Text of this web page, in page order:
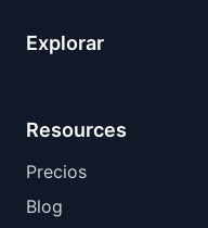
Explorar
Resources
Precios
Blog